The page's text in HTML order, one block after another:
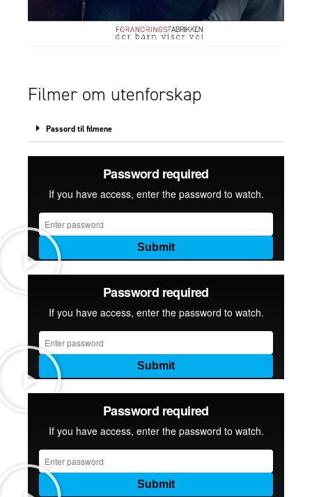
Filmer om utenforskap
Passord til filmene